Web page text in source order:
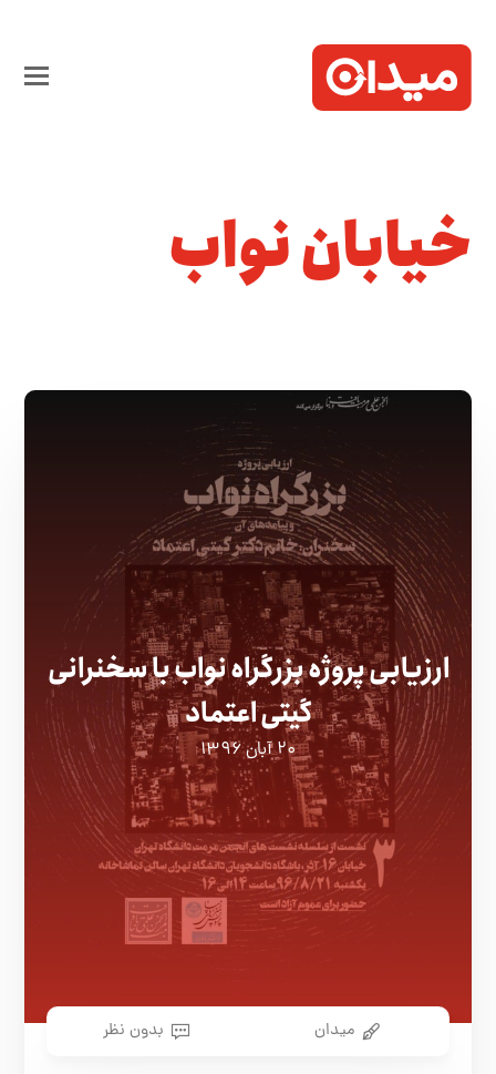
خیابان نواب
ارزیابی پروژه بزرگراه نواب با سخنرانی
گیتی اعتماد
۲۰ آبان ۱۳۹۶
میدان بدون نظر